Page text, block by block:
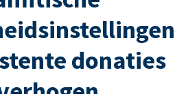
donaties